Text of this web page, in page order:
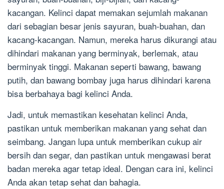
kacangan. Kelinci dapat memakan sejumlah makanan
dari sebagian besar jenis sayuran, buah-buahan, dan
kacang-kacangan. Namun, mereka harus dikurangi atau
dihindari makanan yang berminyak, berlemak, atau
berminyak tinggi. Makanan seperti bawang, bawang
putih, dan bawang bombay juga harus dihindari karena
bisa berbahaya bagi kelinci Anda.
Jadi, untuk memastikan kesehatan kelinci Anda,
pastikan untuk memberikan makanan yang sehat dan
seimbang. Jangan lupa untuk memberikan cukup air
bersih dan segar, dan pastikan untuk mengawasi berat
badan mereka agar tetap ideal. Dengan cara ini, kelinci
Anda akan tetap sehat dan bahagia.